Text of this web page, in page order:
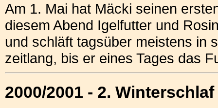
Am 1. Mai hat Mäcki seinen
diesem Abend Igelfutter und
und schläft tagsüber meistens in
zeitlang, bis er eines Tages das
2000/2001 - 2.